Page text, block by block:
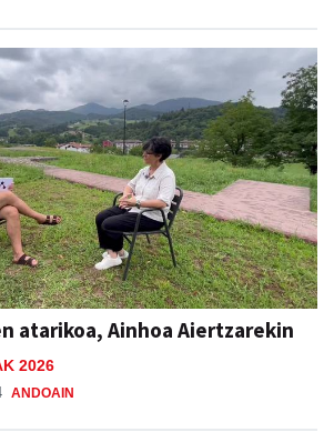
atarikoa, Ainhoa Aiertzarekin
2026
ANDOAIN